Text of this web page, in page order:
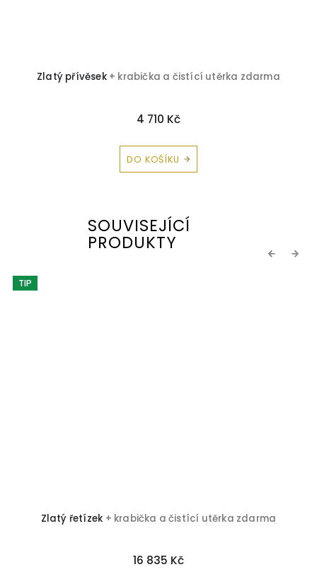
Zlatý přívěsek + krabička a čistící utěrka zdarma
4 710 Kč
DO KOŠÍKU
SOUVISEJÍCÍ
PRODUKTY Previous
TIP
Zlatý řetízek + krabička a čistící utěrka zdarma
16 835 Kč
Next